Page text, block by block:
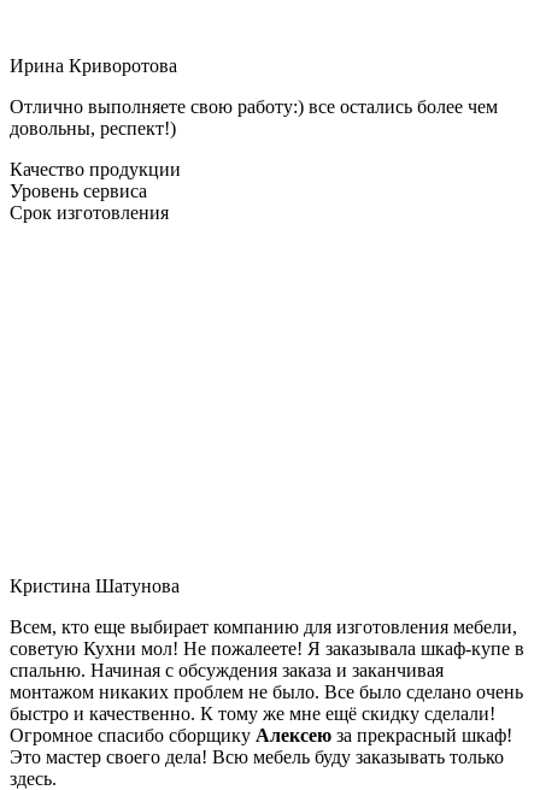
Ирина Криворотова
Отлично выполняете свою работу:) все остались более чем
довольны, респект!)
Качество продукции
Уровень сервиса
Срок изготовления
Кристина Шатунова
Всем, кто еще выбирает компанию для изготовления мебели,
советую Кухни мол! Не пожалеете! Я заказывала шкаф-купе в
спальню. Начиная с обсуждения заказа и заканчивая
монтажом никаких проблем не было. Все было сделано очень
быстро и качественно. К тому же мне ещё скидку сделали!
Огромное спасибо сборщику Алексею за прекрасный шкаф!
Это мастер своего дела! Всю мебель буду заказывать только
здесь.